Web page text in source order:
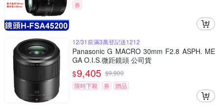
券
12/31前滿3萬登記送1212
Panasonic G MACRO 30mm F2.8 ASPH. ME
GA O.I.S.微距鏡頭 公司貨
$9,405 $9,900
限時下殺
券 贈品